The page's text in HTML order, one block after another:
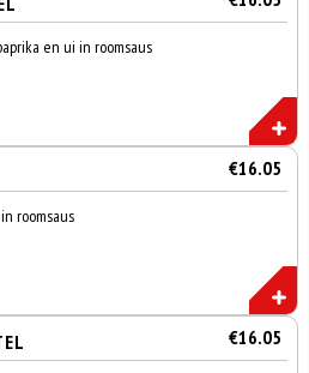
en ui in roomsaus
€16.05
roomsaus
€16.05